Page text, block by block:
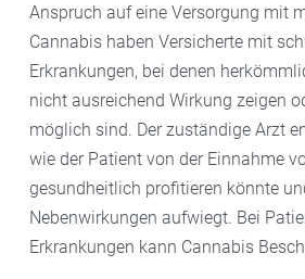
Anspruch auf eine Versorgung mit
Cannabis haben Versicherte mit
Erkrankungen, bei denen
nicht ausreichend Wirkung zeigen
möglich sind. Der zuständige Arzt
wie der Patient von der Einnahme
gesundheitlich profitieren könnte
Nebenwirkungen aufwiegt. Bei
Erkrankungen kann Cannabis